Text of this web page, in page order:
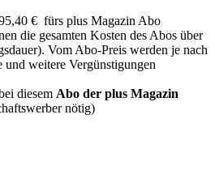
€ fürs plus Magazin Abo
die gesamten Kosten des Abos über
Vom Abo-Preis werden je nach
und weitere Vergünstigungen
diesem Abo der plus Magazin
nötig)